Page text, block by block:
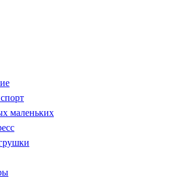
маленьких